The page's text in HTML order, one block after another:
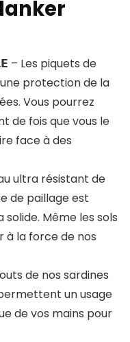
Les piquets de
protection de la
Vous pourrez
de fois que vous le
face à des
ultra résistant de
de paillage est
Même les sols
à la force de nos
de nos sardines
un usage
de vos mains pour